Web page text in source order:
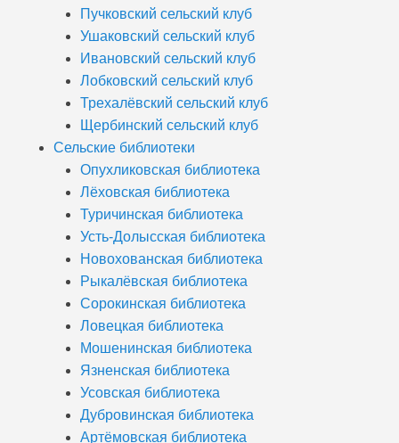
Пучковский сельский клуб
Ушаковский сельский клуб
Ивановский сельский клуб
Лобковский сельский клуб
Трехалёвский сельский клуб
Щербинский сельский клуб
Сельские библиотеки
Опухликовская библиотека
Лёховская библиотека
Туричинская библиотека
Усть-Долысская библиотека
Новохованская библиотека
Рыкалёвская библиотека
Сорокинская библиотека
Ловецкая библиотека
Мошенинская библиотека
Язненская библиотека
Усовская библиотека
Дубровинская библиотека
Артёмовская библиотека